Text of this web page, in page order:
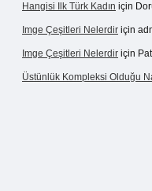
Hangisi Ilk Türk Kadın için
Imge Çeşitleri Nelerdir için
Imge Çeşitleri Nelerdir için
Üstünlük Kompleksi Olduğu